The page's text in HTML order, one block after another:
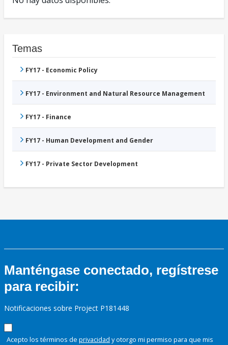
Temas
FY17 - Economic Policy
FY17 - Environment and Natural Resource Management
FY17 - Finance
FY17 - Human Development and Gender
FY17 - Private Sector Development
Manténgase conectado, regístrese
para recibir:
Notificaciones sobre Project P181448
Acepto los términos de privacidad y otorgo mi permiso para que mis